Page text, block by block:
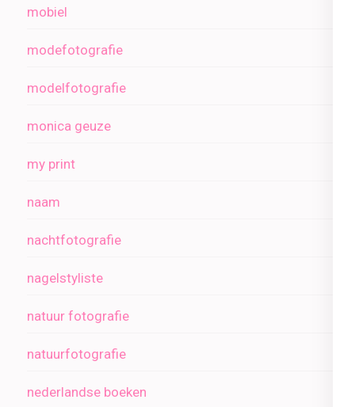
mobiel
modefotografie
modelfotografie
monica geuze
my print
naam
nachtfotografie
nagelstyliste
natuur fotografie
natuurfotografie
nederlandse boeken